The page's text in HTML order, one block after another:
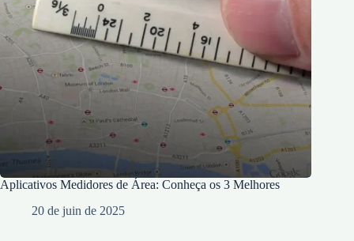
Aplicativos Medidores de Área: Conheça os 3 Melhores
20 de juin de 2025